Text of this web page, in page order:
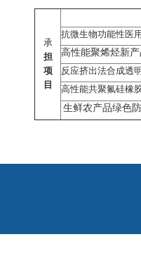
承
担
项
目
抗微生物功能性医
高性能聚烯烃新
反应挤出法合成透
高性能共聚氟硅橡
生鲜农产品绿色